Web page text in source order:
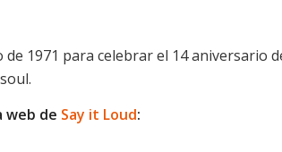
1971 para celebrar el 14 aniversario
web de Say it Loud: